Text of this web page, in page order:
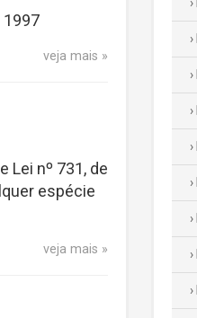
1997
veja mais
Lei nº 731, de
espécie
veja mais